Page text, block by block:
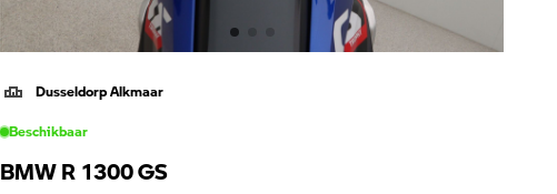
Dusseldorp Alkmaar
Beschikbaar
BMW R 1300 GS